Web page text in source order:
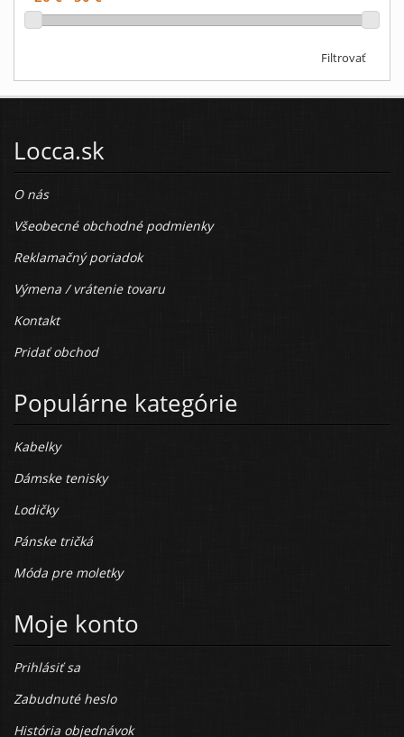
Filtrovať
Locca.sk
O nás
Všeobecné obchodné podmienky
Reklamačný poriadok
Výmena / vrátenie tovaru
Kontakt
Pridať obchod
Populárne kategórie
Kabelky
Dámske tenisky
Lodičky
Pánske tričká
Móda pre moletky
Moje konto
Prihlásiť sa
Zabudnuté heslo
História objednávok